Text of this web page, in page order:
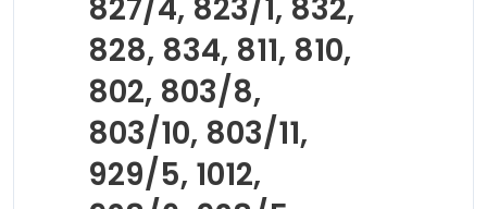
827/4, 823/1, 832,
828, 834, 811, 810,
802, 803/8,
803/10, 803/11,
929/5, 1012,